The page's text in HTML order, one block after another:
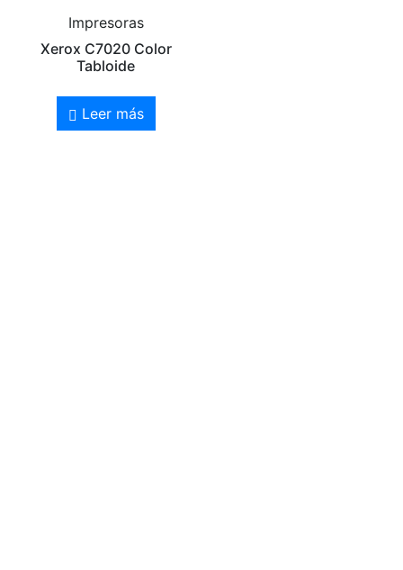
Impresoras
Xerox C7020 Color
Tabloide
Leer más